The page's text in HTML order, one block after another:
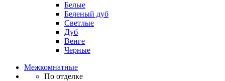
Белые
Беленый дуб
Светлые
Дуб
Венге
Черные
Межкомнатные
По отделке